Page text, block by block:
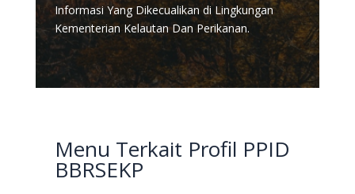
Informasi Yang Dikecualikan di Lingkungan
Kementerian Kelautan Dan Perikanan.
Menu Terkait Profil PPID
BBRSEKP